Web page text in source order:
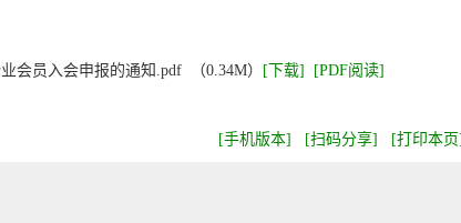
会员入会申报的通知.pdf （0.34M） [下载] [PDF阅读]
[手机版本] [扫码分享] [打印本页]